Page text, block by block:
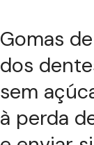
Gomas
dos
sem
à perda